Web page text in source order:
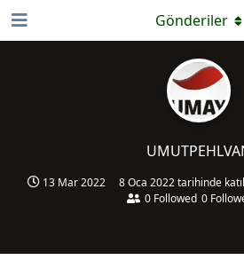
13 Mar 2022 8 Oca 2022tarihinde
0 Followed 0
Gönderiler